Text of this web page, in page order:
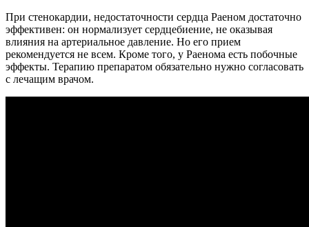
При стенокардии, недостаточности сердца Раеном достаточно
эффективен: он нормализует сердцебиение, не оказывая
влияния на артериальное давление. Но его прием
рекомендуется не всем. Кроме того, у Раенома есть побочные
эффекты. Терапию препаратом обязательно нужно согласовать
с лечащим врачом.